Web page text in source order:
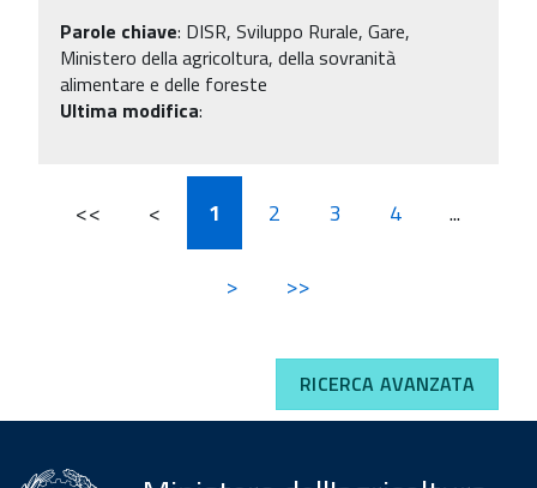
Parole chiave: DISR, Sviluppo Rurale, Gare,
Ministero della agricoltura, della sovranità
alimentare e delle foreste
Ultima modifica:
<< < 1 2 3 4 ...
> >>
RICERCA AVANZATA